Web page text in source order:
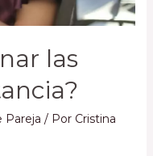
las
Pareja / Por Cristina